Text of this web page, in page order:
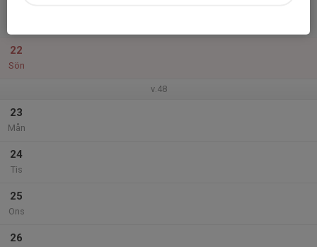
22
Sön
v.48
23
Mån
24
Tis
25
Ons
26